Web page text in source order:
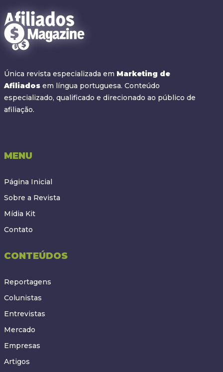
Única revista especializada em Marketing de
Afiliados em língua portuguesa. Conteúdo
especializado, qualificado e direcionado ao público de
afiliação.
MENU
Página Inicial
Sobre a Revista
Mídia Kit
Contato
CONTEÚDOS
Reportagens
Colunistas
Entrevistas
Mercado
Empresas
Artigos